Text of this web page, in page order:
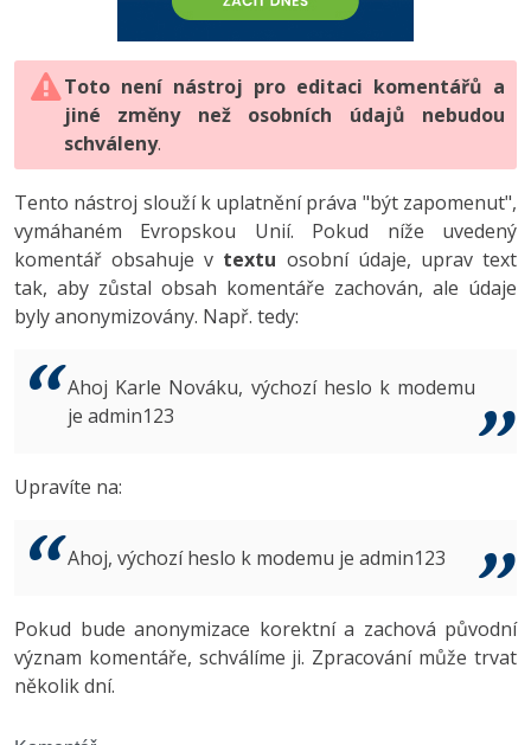
HTML5, CSS3, Bootstrap, SEO
SQL a databáze
Testování a verzování
UML a návrhové vzory
React
Spring
ASP.NET MVC
Best practices
PHP
JavaScript
Python
HTML / CSS
UML a návrhové vzory
MySQL/MariaDB
MS-SQL
Vývojář mobilních aplikací
C# Game developer
Tester
Systémový administrátor
3D grafik
Copywriter
WordPress specialista
-80%
JavaScript -80%
PHP -80%
Swift -80%
Kotlin -80%
VB.NET
Algoritmy -41%
Umělá inteligence (AI) -10%
Digitální gramotnost
Marketing
WordPress
SEO
UX
Business
Copywriting
Windows
-80%
Adobe Illustrator -80%
Adobe Lightroom
Adobe XD
Adobe InDesign -25%
Adobe After Effects
Inkscape
Fórum
Toto není nástroj pro editaci komentářů a
jiné změny než osobních údajů nebudou
schváleny.
Tento nástroj slouží k uplatnění práva "být zapomenut",
vymáhaném Evropskou Unií. Pokud níže uvedený
komentář obsahuje v textu osobní údaje, uprav text
tak, aby zůstal obsah komentáře zachován, ale údaje
byly anonymizovány. Např. tedy:
Ahoj Karle Nováku, výchozí heslo k modemu
je admin123
Upravíte na:
Ahoj, výchozí heslo k modemu je admin123
Pokud bude anonymizace korektní a zachová původní
význam komentáře, schválíme ji. Zpracování může trvat
několik dní.